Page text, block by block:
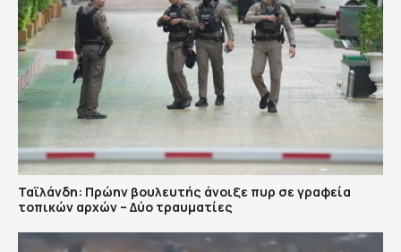
Ταϊλάνδη: Πρώην βουλευτής άνοιξε πυρ σε γραφεία
τοπικών αρχών – Δύο τραυματίες